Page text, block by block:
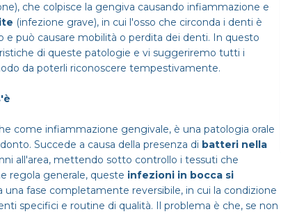
che colpisce la gengiva causando infiammazione e
(infezione grave), in cui l'osso che circonda i denti è
può causare mobilità o perdita dei denti. In questo
di queste patologie e vi suggeriremo tutti i
da poterli riconoscere tempestivamente.
come infiammazione gengivale, è una patologia orale
Succede a causa della presenza di batteri nella
all'area, mettendo sotto controllo i tessuti che
regola generale, queste infezioni in bocca si
una fase completamente reversibile, in cui la condizione
specifici e routine di qualità. Il problema è che, se non